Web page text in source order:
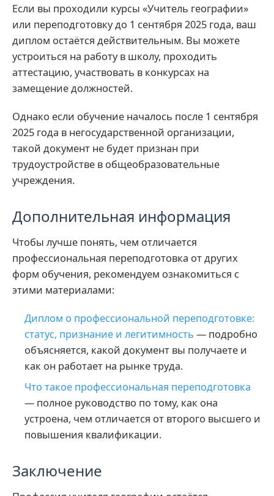
Если вы проходили курсы «Учитель географии»
или переподготовку до 1 сентября 2025 года, ваш
диплом остаётся действительным. Вы можете
устроиться на работу в школу, проходить
аттестацию, участвовать в конкурсах на
замещение должностей.
Однако если обучение началось после 1 сентября
2025 года в негосударственной организации,
такой документ не будет признан при
трудоустройстве в общеобразовательные
учреждения.
Дополнительная информация
Чтобы лучше понять, чем отличается
профессиональная переподготовка от других
форм обучения, рекомендуем ознакомиться с
этими материалами:
Диплом о профессиональной переподготовке:
статус, признание и легитимность — подробно
объясняется, какой документ вы получаете и
как он работает на рынке труда.
Что такое профессиональная переподготовка
— полное руководство по тому, как она
устроена, чем отличается от второго высшего и
повышения квалификации.
Заключение